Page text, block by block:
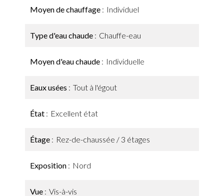
Moyen de chauffage Individuel
Type d'eau chaude Chauffe-eau
Moyen d'eau chaude Individuelle
Eaux usées Tout à l'égout
État Excellent état
Étage Rez-de-chaussée / 3 étages
Exposition Nord
Vue Vis-à-vis